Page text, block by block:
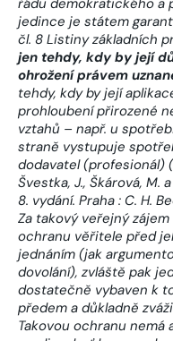
jedince je státem
čl. 8 Listiny základních
jen tehdy, kdy by její
ohrožení právem
tehdy, kdy by její
prohloubení přirozené
vztahů – např. u
straně vystupuje
dodavatel (profesionál)
Švestka, J., Škárová, M.
8. vydání. Praha : C. H.
Za takový veřejný
ochranu věřitele před
jednáním (jak
dovolání), zvláště pak
dostatečně vybaven k
předem a důkladně
Takovou ochranu nemá